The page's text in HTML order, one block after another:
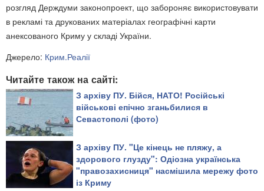
розгляд Держдуми законопроект, що забороняє використовувати
в рекламі та друкованих матеріалах географічні карти
анексованого Криму у складі України.
Джерело: Крим.Реалії
Читайте також на сайті:
З архіву ПУ. Бійся, НАТО! Російські
військові епічно зганьбилися в
Севастополі (фото)
З архіву ПУ. "Це кінець не пляжу, а
здорового глузду": Одіозна українська
"правозахисниця" насмішила мережу фото
із Криму